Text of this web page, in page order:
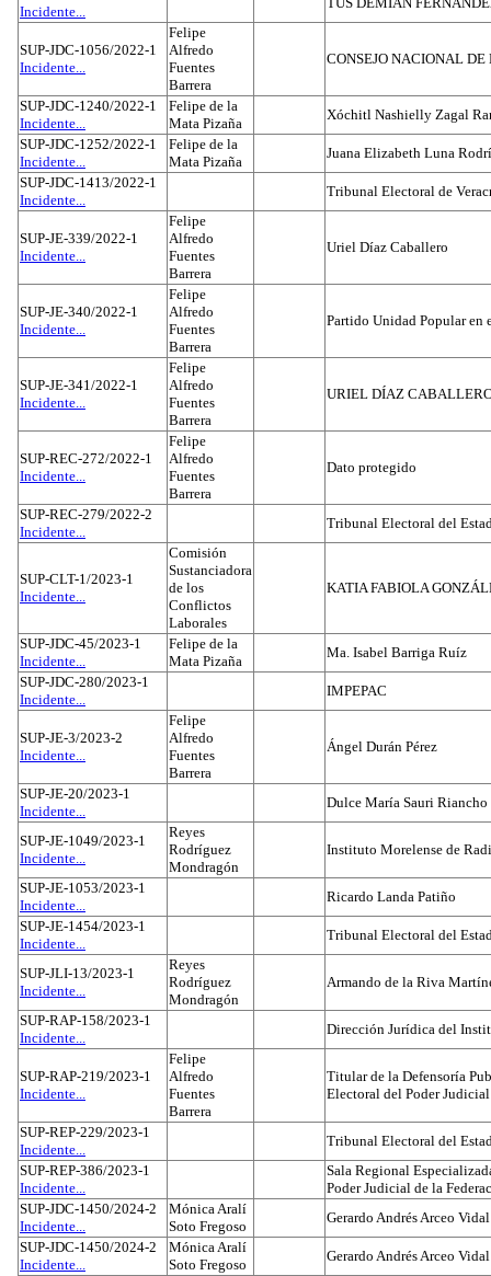
Incidente...
SUP-JDC-1056/2022-1
Incidente...
Felipe
Alfredo
Fuentes
Barrera
CONSEJO NACIONAL
SUP-JDC-1240/2022-1
Incidente...
Felipe de la
Mata Pizaña
Xóchitl Nashielly Zagal
SUP-JDC-1252/2022-1
Incidente...
Felipe de la
Mata Pizaña
Juana Elizabeth Luna
SUP-JDC-1413/2022-1
Incidente...
Tribunal Electoral de
SUP-JE-339/2022-1
Incidente...
Felipe
Alfredo
Fuentes
Barrera
Uriel Díaz Caballero
SUP-JE-340/2022-1
Incidente...
Felipe
Alfredo
Fuentes
Barrera
Partido Unidad Popular en
SUP-JE-341/2022-1
Incidente...
Felipe
Alfredo
Fuentes
Barrera
URIEL DÍAZ
SUP-REC-272/2022-1
Incidente...
Felipe
Alfredo
Fuentes
Barrera
Dato protegido
SUP-REC-279/2022-2
Incidente...
Tribunal Electoral del
SUP-CLT-1/2023-1
Incidente...
Comisión
Sustanciadora
de los
Conflictos
Laborales
KATIA FABIOLA
SUP-JDC-45/2023-1
Incidente...
Felipe de la
Mata Pizaña
Ma. Isabel Barriga Ruíz
SUP-JDC-280/2023-1
Incidente...
IMPEPAC
SUP-JE-3/2023-2
Incidente...
Felipe
Alfredo
Fuentes
Barrera
Ángel Durán Pérez
SUP-JE-20/2023-1
Incidente...
Dulce María Sauri
SUP-JE-1049/2023-1
Incidente...
Reyes
Rodríguez
Mondragón
Instituto Morelense de
SUP-JE-1053/2023-1
Incidente...
Ricardo Landa Patiño
SUP-JE-1454/2023-1
Incidente...
Tribunal Electoral del
SUP-JLI-13/2023-1
Incidente...
Reyes
Rodríguez
Mondragón
Armando de la Riva
SUP-RAP-158/2023-1
Incidente...
Dirección Jurídica del
SUP-RAP-219/2023-1
Incidente...
Felipe
Alfredo
Fuentes
Barrera
Titular de la Defensoría
Electoral del Poder
SUP-REP-229/2023-1
Incidente...
Tribunal Electoral del
SUP-REP-386/2023-1
Incidente...
Sala Regional
Poder Judicial de la
SUP-JDC-1450/2024-2
Incidente...
Mónica Aralí
Soto Fregoso
Gerardo Andrés Arceo Vidal
SUP-JDC-1450/2024-2
Incidente...
Mónica Aralí
Soto Fregoso
Gerardo Andrés Arceo Vidal